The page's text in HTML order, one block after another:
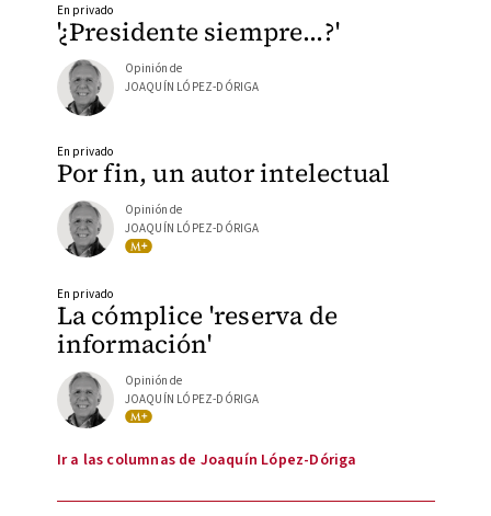
'¿Presidente siempre…?'
En privado
Opinión de
JOAQUÍN LÓPEZ-DÓRIGA
Por fin, un autor intelectual
En privado
Opinión de
JOAQUÍN LÓPEZ-DÓRIGA
La cómplice 'reserva de
información'
En privado
Opinión de
JOAQUÍN LÓPEZ-DÓRIGA
Ir a las columnas de Joaquín López-Dóriga